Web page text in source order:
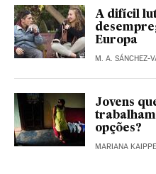
A difícil
Europa
M. A. SÁNCHEZ-
Jovens
opções?
MARIANA